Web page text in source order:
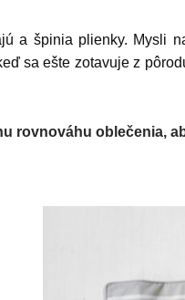
a špinia plienky. Mysli
sa ešte zotavuje z
rovnováhu oblečenia,